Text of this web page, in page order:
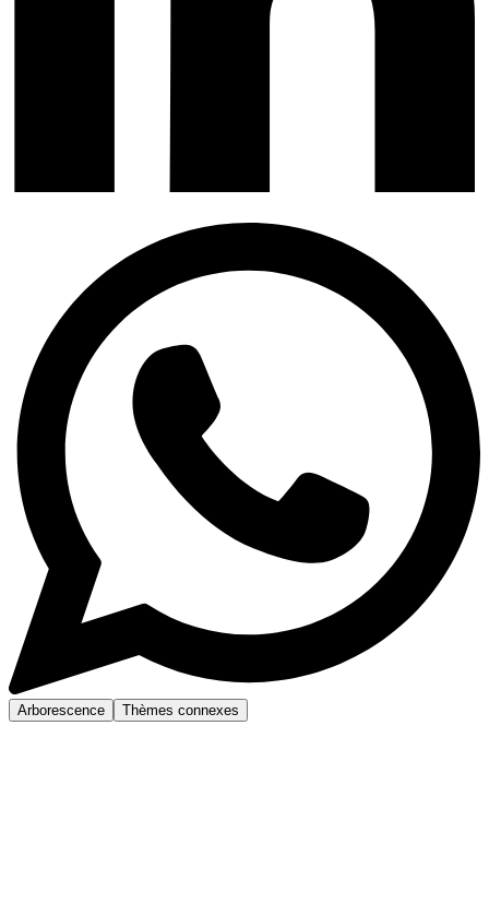
Arborescence Thèmes connexes